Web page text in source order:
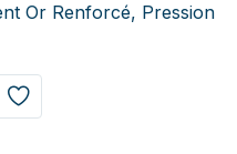
Or Renforcé, Pression